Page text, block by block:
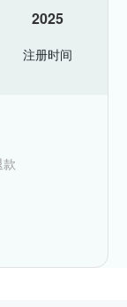
2025
注册时间